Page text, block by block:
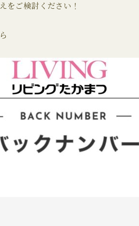
をご検討ください！